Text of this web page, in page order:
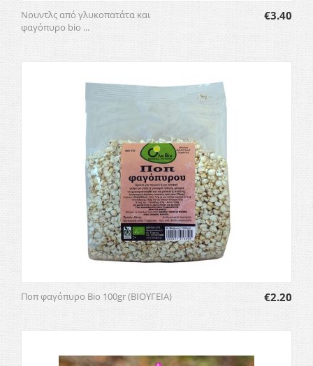
Νουντλς από γλυκοπατάτα και
φαγόπυρο bio ...
€3.40
Ποπ φαγόπυρο Bio 100gr (ΒΙΟΥΓΕΙΑ) €2.20